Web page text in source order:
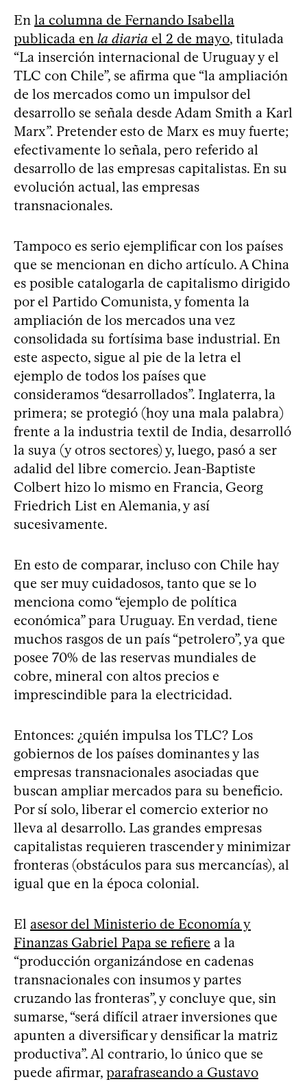
En la columna de Fernando Isabella
publicada en la diaria el 2 de mayo, titulada
“La inserción internacional de Uruguay y el
TLC con Chile”, se afirma que “la ampliación
de los mercados como un impulsor del
desarrollo se señala desde Adam Smith a Karl
Marx”. Pretender esto de Marx es muy fuerte;
efectivamente lo señala, pero referido al
desarrollo de las empresas capitalistas. En su
evolución actual, las empresas
transnacionales.
Tampoco es serio ejemplificar con los países
que se mencionan en dicho artículo. A China
es posible catalogarla de capitalismo dirigido
por el Partido Comunista, y fomenta la
ampliación de los mercados una vez
consolidada su fortísima base industrial. En
este aspecto, sigue al pie de la letra el
ejemplo de todos los países que
consideramos “desarrollados”. Inglaterra, la
primera; se protegió (hoy una mala palabra)
frente a la industria textil de India, desarrolló
la suya (y otros sectores) y, luego, pasó a ser
adalid del libre comercio. Jean-Baptiste
Colbert hizo lo mismo en Francia, Georg
Friedrich List en Alemania, y así
sucesivamente.
En esto de comparar, incluso con Chile hay
que ser muy cuidadosos, tanto que se lo
menciona como “ejemplo de política
económica” para Uruguay. En verdad, tiene
muchos rasgos de un país “petrolero”, ya que
posee 70% de las reservas mundiales de
cobre, mineral con altos precios e
imprescindible para la electricidad.
Entonces: ¿quién impulsa los TLC? Los
gobiernos de los países dominantes y las
empresas transnacionales asociadas que
buscan ampliar mercados para su beneficio.
Por sí solo, liberar el comercio exterior no
lleva al desarrollo. Las grandes empresas
capitalistas requieren trascender y minimizar
fronteras (obstáculos para sus mercancías), al
igual que en la época colonial.
El asesor del Ministerio de Economía y
Finanzas Gabriel Papa se refiere a la
“producción organizándose en cadenas
transnacionales con insumos y partes
cruzando las fronteras”, y concluye que, sin
sumarse, “será difícil atraer inversiones que
apunten a diversificar y densificar la matriz
productiva”. Al contrario, lo único que se
puede afirmar, parafraseando a Gustavo